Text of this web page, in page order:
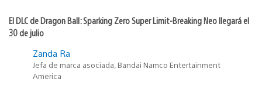
El DLC de Dragon Ball: Sparking Zero Super Limit-Breaking Neo llegará el
30 de julio
Zanda Ra
Jefa de marca asociada, Bandai Namco Entertainment
America